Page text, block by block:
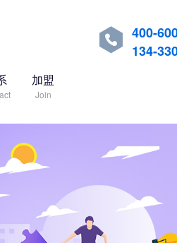

400-
134-
加盟
Join